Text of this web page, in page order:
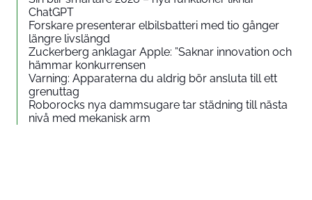
ChatGPT
Forskare presenterar elbilsbatteri med tio gånger
längre livslängd
Zuckerberg anklagar Apple: ”Saknar innovation och
hämmar konkurrensen
Varning: Apparaterna du aldrig bör ansluta till ett
grenuttag
Roborocks nya dammsugare tar städning till nästa
nivå med mekanisk arm